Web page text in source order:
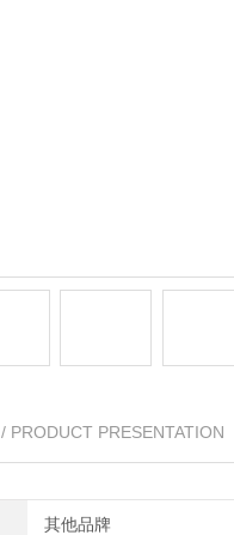
/ PRODUCT PRESENTATION
其他品牌